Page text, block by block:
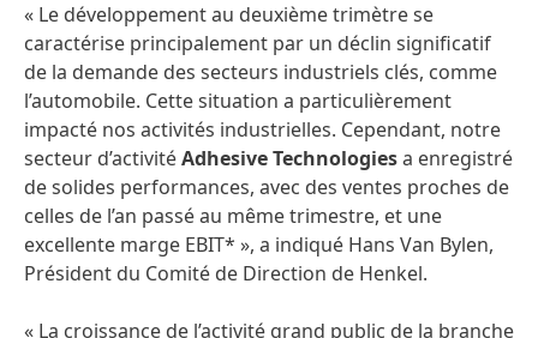
« Le développement au deuxième trimètre se
caractérise principalement par un déclin significatif
de la demande des secteurs industriels clés, comme
l’automobile. Cette situation a particulièrement
impacté nos activités industrielles. Cependant, notre
secteur d’activitéAdhesive Technologiesa enregistré
de solides performances, avec des ventes proches de
celles de l’an passé au même trimestre, et une
excellente marge EBIT* », a indiqué Hans Van Bylen,
Président du Comité de Direction de Henkel.
« La croissance de l’activité grand public de la branche